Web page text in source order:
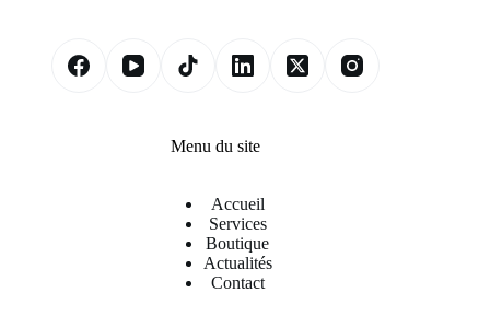
Menu du site
Accueil
Services
Boutique
Actualités
Contact